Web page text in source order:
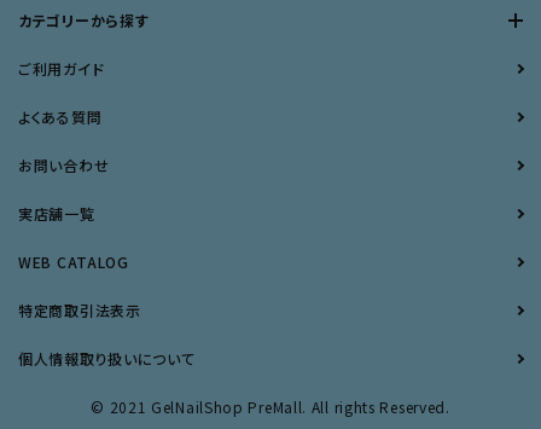
カテゴリーから探す
ご利用ガイド
よくある質問
お問い合わせ
実店舗一覧
WEB CATALOG
特定商取引法表示
個人情報取り扱いについて
© 2021 GelNailShop PreMall. All rights Reserved.